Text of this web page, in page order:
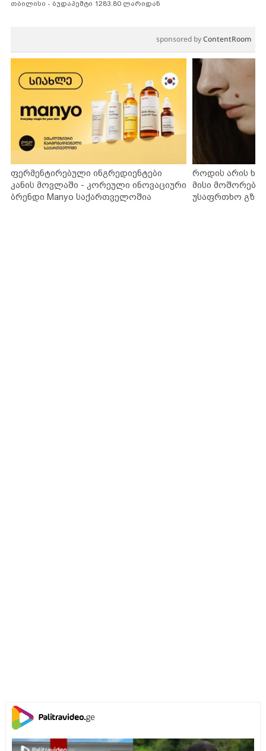
თბილისი - ბუდაპეშტი 1283.80 ლარიდან
sponsored byContentRoom
ფერმენტირებული ინგრედიენტები
კანის მოვლაში - კორეული ინოვაციური
ბრენდი Manyo საქართველოშია
როდის არის
მისი
უსაფრთხო